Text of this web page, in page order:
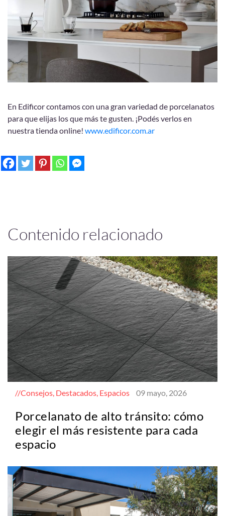
En Edificor contamos con una gran variedad de porcelanatos
para que elijas los que más te gusten. ¡Podés verlos en
nuestra tienda online! www.edificor.com.ar
Contenido relacionado
Consejos, Destacados, Espacios 09 mayo, 2026
Porcelanato de alto tránsito: cómo
elegir el más resistente para cada
espacio